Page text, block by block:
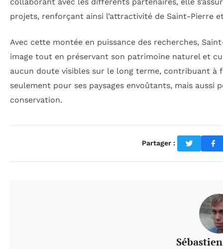
projets, renforçant ainsi l’attractivité de Saint-Pierre
Avec cette montée en puissance des recherches,
image tout en préservant son patrimoine naturel et
aucun doute visibles sur le long terme, contribuant à
seulement pour ses paysages envoûtants, mais aussi
conservation.
Partager :